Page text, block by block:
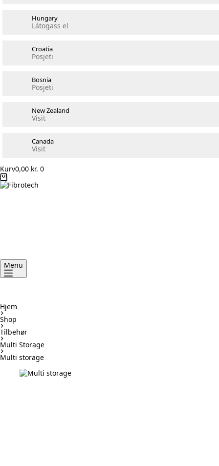
Hungary
Látogass el
Croatia
Posjeti
Bosnia
Posjeti
New Zealand
Visit
Canada
Visit
Kurv0,00 kr. 0
Menu
Hjem
Shop
Tilbehør
Multi Storage
Multi storage